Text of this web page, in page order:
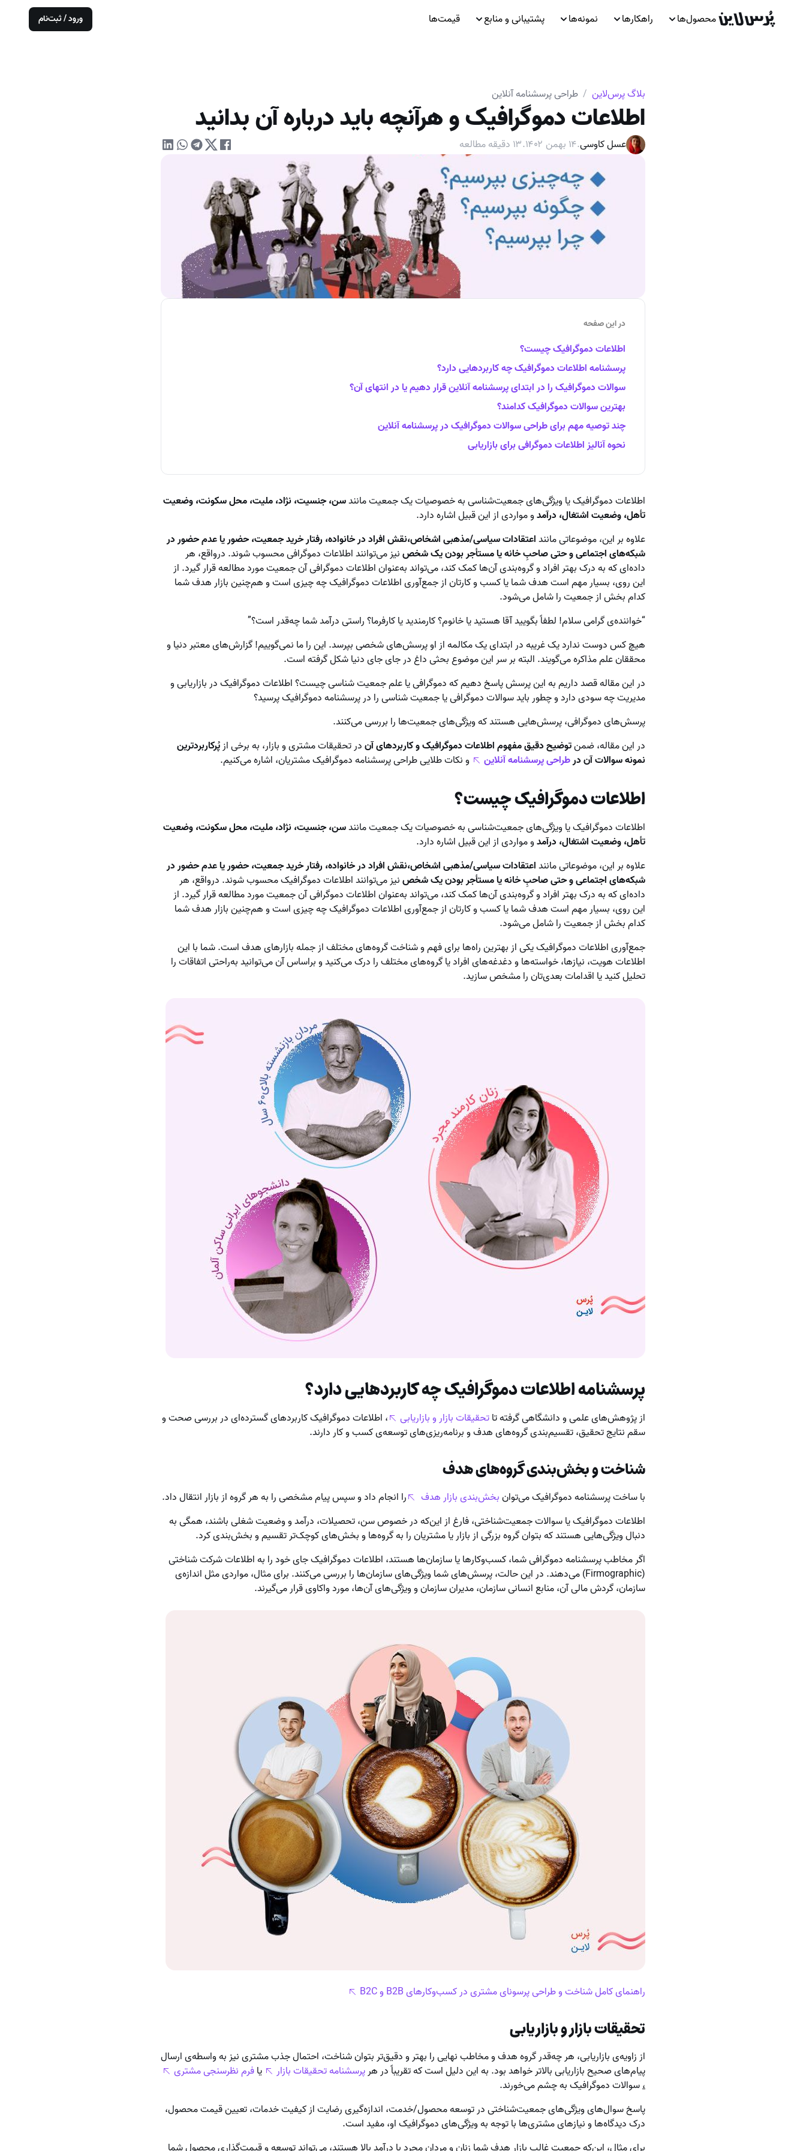
محصول‌ها راهکارها نمونه‌ها پشتیبانی و منابع قیمت‌ها ورود / ثبت‌نام
بلاگ پرس‌لاین / طراحی پرسشنامه آنلاین
اطلاعات دموگرافیک و هرآنچه باید درباره آن بدانید
عسل کاوسی.۱۴ بهمن ۱۴۰۲ .۱۳ دقیقه مطالعه
در این صفحه
اطلاعات دموگرافیک چیست؟
پرسشنامه اطلاعات دموگرافیک چه کاربردهایی دارد؟
سوالات دموگرافیک را در ابتدای پرسشنامه آنلاین قرار دهیم یا در انتهای آن؟
بهترین سوالات دموگرافیک کدامند؟
چند توصیه مهم برای طراحی سوالات دموگرافیک در پرسشنامه آنلاین
نحوه آنالیز اطلاعات دموگرافی برای بازاریابی
اطلاعات دموگرافیک یا ویژگی‌های جمعیت‌‌شناسی به خصوصیات یک جمعیت مانندسن، جنسیت، نژاد، ملیت، محل سکونت، وضعیت
تأهل، وضعیت اشتغال، درآمدو مواردی از این قبیل اشاره دارد.
علاوه بر این، موضوعاتی ماننداعتقادات سیاسی/مذهبی اشخاص،نقش افراد در خانواده، رفتار خرید جمعیت، حضور یا عدم حضور در
شبکه‌های اجتماعی و حتی صاحب‌ِ خانه یا مستأجر بودن یک شخصنیز می‌توانند اطلاعات دموگرافی محسوب شوند. در‌واقع، هر
داده‌ای که به درک بهتر افراد و گروه‌بندی آن‌ها کمک کند، می‌تواند به‌عنوان اطلاعات دموگرافی آن جمعیت مورد مطالعه قرار گیرد. از
این روی، بسیار مهم است هدف شما یا کسب و کارتان از جمع‌آوری اطلاعات دموگرافیک چه چیزی است و هم‌چنین بازار هدف شما
کدام بخش از جمعیت را شامل می‌شود.
“خواننده‌ی گرامی سلام! لطفاً بگویید آقا هستید یا خانوم؟ کارمندید یا کارفرما؟ راستی درآمد شما چه‌قدر است؟”
هیچ کس دوست ندارد یک غریبه در ابتدای یک مکالمه از او پرسش‌های شخصی بپرسد. این را ما نمی‌گوییم! گزارش‌های معتبر دنیا و
محققان علم مذاکره می‌گویند. البته بر سر این موضوع بحثی داغ در جای ‌جای دنیا شکل گرفته است.
در این مقاله قصد داریم به این پرسش پاسخ دهیم که دموگرافی یا علم جمعیت شناسی چیست؟ اطلاعات دموگرافیک در بازاریابی و
مدیریت چه سودی دارد و چطور باید سوالات دموگرافی یا جمعیت شناسی را در پرسشنامه دموگرافیک پرسید؟
پرسش‌های دموگرافی، پرسش‌هایی هستند که ویژگی‌های جمعیت‌ها را بررسی می‌کنند.
در این مقاله، ضمنتوضیح دقیق مفهوم اطلاعات دموگرافیک و کاربردهای آندر تحقیقات مشتری و بازار، به برخی ازپُرکاربردترین
نمونه‌ سوالات آن درطراحی پرسشنامه آنلاین و نکات طلایی طراحی پرسشنامه دموگرافیک مشتریان، اشاره می‌کنیم.
اطلاعات دموگرافیک چیست؟
اطلاعات دموگرافیک یا ویژگی‌های جمعیت‌‌شناسی به خصوصیات یک جمعیت مانندسن، جنسیت، نژاد، ملیت، محل سکونت، وضعیت
تأهل، وضعیت اشتغال، درآمدو مواردی از این قبیل اشاره دارد.
علاوه بر این، موضوعاتی ماننداعتقادات سیاسی/مذهبی اشخاص،نقش افراد در خانواده، رفتار خرید جمعیت، حضور یا عدم حضور در
شبکه‌های اجتماعی و حتی صاحب‌ِ خانه یا مستأجر بودن یک شخصنیز می‌توانند اطلاعات دموگرافیک محسوب شوند. در‌واقع، هر
داده‌ای که به درک بهتر افراد و گروه‌بندی آن‌ها کمک کند، می‌تواند به‌عنوان اطلاعات دموگرافی آن جمعیت مورد مطالعه قرار گیرد. از
این روی، بسیار مهم است هدف شما یا کسب و کارتان از جمع‌آوری اطلاعات دموگرافیک چه چیزی است و هم‌چنین بازار هدف شما
کدام بخش از جمعیت را شامل می‌شود.
جمع‌آوری اطلاعات دموگرافیک یکی از بهترین راه‌ها برای فهم و شناخت گروه‌های مختلف از جمله بازارهای هدف است. شما با این
اطلاعات هویت، نیازها، خواسته‌ها و دغدغه‌های افراد یا گروه‌های مختلف را درک می‌کنید و براساس آن می‌توانید به‌راحتی اتفاقات را
تحلیل کنید یا اقدامات بعدی‌تان را مشخص ‌سازید.
پرسشنامه اطلاعات دموگرافیک چه کاربردهایی دارد؟
از پژوهش‌های علمی و دانشگاهی گرفته تاتحقیقات بازار و بازاریابی
، اطلاعات دموگرافیک کاربردهای گسترده‌ای در بررسی صحت و
سقم نتایج تحقیق، تقسیم‌بندی گروه‌های هدف و برنامه‌ریزی‌های توسعه‌ی کسب و کار دارند.
شناخت و بخش‌بندی گروه‌های هدف
با ساخت پرسشنامه‌ دموگرافیک می‌توانبخش‌بندی بازار هدف
را انجام داد و سپس پیام مشخصی را به هر گروه از بازار انتقال داد.
اطلاعات دموگرافیک یا سوالات جمعیت‌شناختی،‌ فارغ از این‌که در خصوص سن، تحصیلات، درآمد و وضعیت شغلی باشند، همگی به
دنبال ویژگی‌هایی هستند که بتوان گروه بزرگی از بازار یا مشتریان را به گروه‌ها و بخش‌های کوچک‌تر تقسیم و بخش‌بندی کرد.
اگر مخاطب پرسشنامه‌ دموگرافی شما، کسب‌و‌کارها یا سازمان‌ها هستند، اطلاعات دموگرافیک جای خود را به اطلاعات شرکت شناختی
(Firmographic) می‌دهند. در این حالت، پرسش‌های شما ویژگی‌های سازمان‌ها را بررسی می‌کنند. برای مثال، مواردی مثل اندازه‌ی
سازمان، گردش مالی آن، منابع انسانی سازمان، مدیران سازمان و ویژگی‌های آن‌ها، مورد واکاوی قرار می‌گیرند.
راهنمای کامل شناخت و طراحی پرسونای مشتری در کسب‌وکارهای B2B و B2C
تحقیقات بازار و بازاریابی
از زاویه‌ی بازاریابی، هر چه‌قدر گروه هدف و مخاطب نهایی را بهتر و دقیق‌تر بتوان شناخت، احتمال جذب مشتری نیز به واسطه‌ی ارسال
پیام‌های صحیح بازاریابی بالاتر خواهد بود. به این دلیل است که تقریباً در هرپرسشنامه تحقیقات بازار یافرم نظرسنجی مشتری
،سوالات دموگرافیک به چشم می‌خورند.
پاسخ سوال‌های ویژگی‌های جمعیت‌شناختی در توسعه محصول/خدمت، اندازه‌گیری رضایت از کیفیت خدمات، تعیین قیمت محصول،
درک دیدگاه‌ها و نیازهای مشتری‌ها با توجه به ویژگی‌های دموگرافیک او، مفید است.